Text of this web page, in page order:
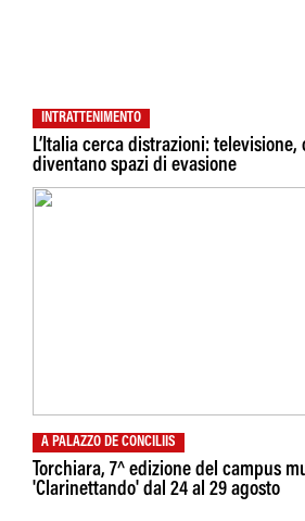
INTRATTENIMENTO
L’Italia cerca distrazioni:
diventano spazi di evasione
A PALAZZO DE CONCILIIS
Torchiara, 7^ edizione del campus
'Clarinettando' dal 24 al 29 agosto